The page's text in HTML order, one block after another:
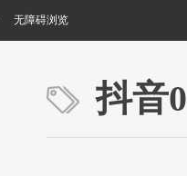
无障碍浏览
抖音0